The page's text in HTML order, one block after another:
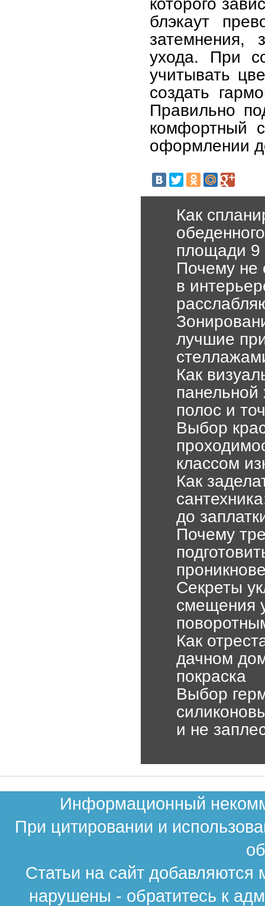
блэкаут
затемнения,
ухода. При
учитывать
создать
Правильно
комфортный
оформлении
Как
площади 9
Почему не
в
лучшие
Как
полос и
Выбор
классом
Как
до
Почему
Секреты
смещения
Как
дачном
покраска
Выбор
и не
Информационный
При цитировании и
Статьи на сайт
нарушены - обратитесь к